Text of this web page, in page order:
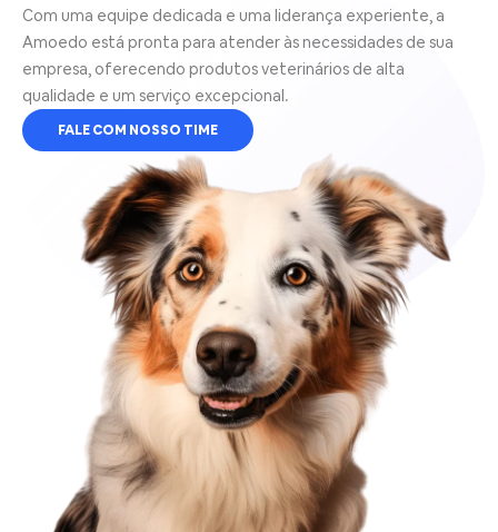
Com uma equipe dedicada e uma liderança experiente, a
Amoedo está pronta para atender às necessidades de sua
empresa, oferecendo produtos veterinários de alta
qualidade e um serviço excepcional.
FALE COM NOSSO TIME